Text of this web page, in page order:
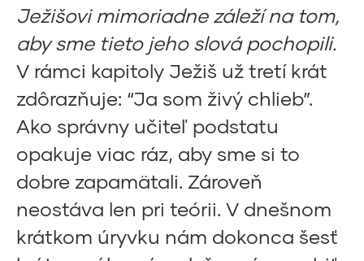
Ježišovi mimoriadne záleží na tom,
aby sme tieto jeho slová pochopili.
V rámci kapitoly Ježiš už tretí krát
zdôrazňuje: “Ja som živý chlieb”.
Ako správny učiteľ podstatu
opakuje viac ráz, aby sme si to
dobre zapamätali. Zároveň
neostáva len pri teórii. V dnešnom
krátkom úryvku nám dokonca šesť